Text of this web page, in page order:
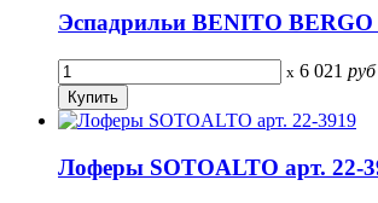
Эспадрильи BENITO BERGO
x 6 021 руб
Лоферы SOTOALTO арт. 22-